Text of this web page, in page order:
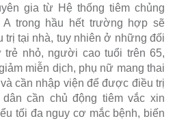
gia từ Hệ thống tiêm chủng
trong hầu hết trường hợp sẽ
tại nhà, tuy nhiên ở những đối
nhỏ, người cao tuổi trên 65,
miễn dịch, phụ nữ mang thai
cần nhập viện để được điều trị
cần chủ động tiêm vắc xin
tối đa nguy cơ mắc bệnh, biến